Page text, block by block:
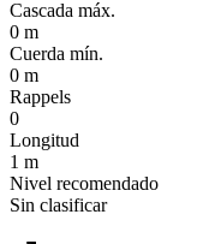
Cascada máx.
0 m
Cuerda mín.
0 m
Rappels
0
Longitud
1 m
Nivel recomendado
Sin clasificar